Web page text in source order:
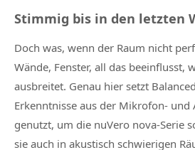
Stimmig bis in den letzten
Doch was, wenn der Raum nicht
Wände, Fenster, all das beeinflusst,
ausbreitet. Genau hier setzt
Erkenntnisse aus der Mikrofon- und
genutzt, um die nuVero nova-Serie
sie auch in akustisch schwierigen